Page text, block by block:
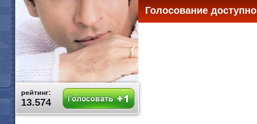
рейтинг:
13.574
Голосование доступно